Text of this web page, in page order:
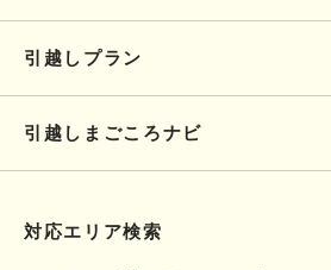
引越しプラン
引越しまごころナビ
対応エリア検索